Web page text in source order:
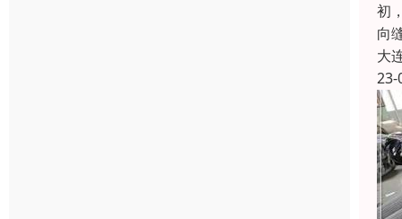
初
向
大
23-